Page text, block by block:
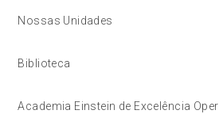
Nossas Unidades
Biblioteca
Academia Einstein de Excelência